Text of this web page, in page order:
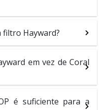
filtro Hayward?
em vez de Coral
é suficiente para a